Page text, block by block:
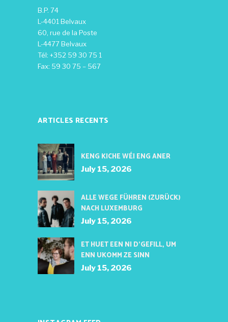
B.P. 74
L-4401 Belvaux
60, rue de la Poste
L-4477 Belvaux
Tél: +352 59 30 75 1
Fax: 59 30 75 – 567
ARTICLES RECENTS
KENG KICHE WÉI ENG ANER
July 15, 2026
ALLE WEGE FÜHREN (ZURÜCK)
NACH LUXEMBURG
July 15, 2026
ET HUET EEN NI D’GEFILL, UM
ENN UKOMM ZE SINN
July 15, 2026